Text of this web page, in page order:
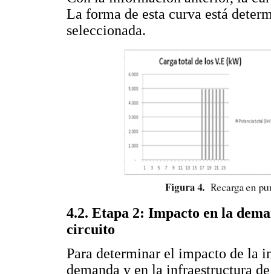
La forma de esta curva está
seleccionada.
4.2. Etapa 2: Impacto en la
circuito
Para determinar el impacto de la
demanda y en la infraestructura